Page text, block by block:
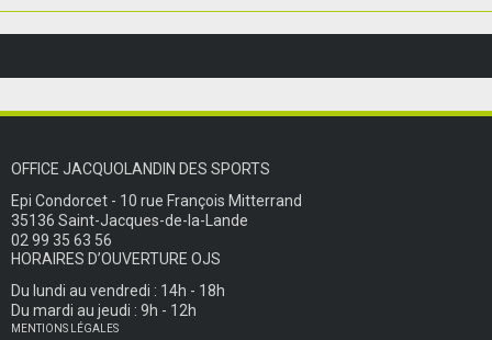
OFFICE JACQUOLANDIN DES SPORTS
Epi Condorcet - 10 rue François Mitterrand
35136 Saint-Jacques-de-la-Lande
02 99 35 63 56
HORAIRES D’OUVERTURE OJS
Du lundi au vendredi : 14h - 18h
Du mardi au jeudi : 9h - 12h
MENTIONS LÉGALES